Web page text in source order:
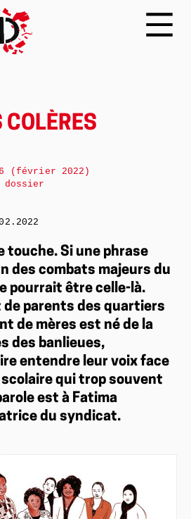
COLÈRES
touche. Si une phrase
des combats majeurs du
pourrait être celle-là.
de parents des quartiers
de mères est né de la
des banlieues,
entendre leur voix face
qui trop souvent
est à Fatima
du syndicat.
(février 2022)
dossier